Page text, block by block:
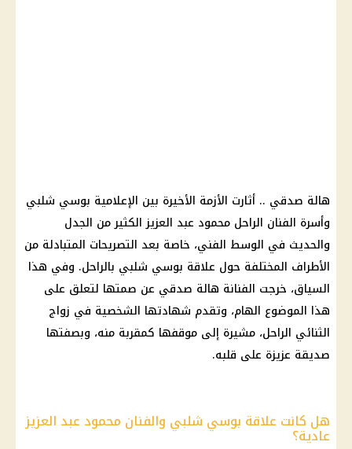
هالة صدقي .. أثارت الأزمة الأخيرة بين الإعلامية بوسي شلبي
وأسرة الفنان الراحل محمود عبد العزيز الكثير من الجدل
والحديث في الوسط الفني، خاصة بعد التصريحات المتبادلة من
الأطراف المختلفة حول علاقة بوسي شلبي بالراحل. وفي هذا
السياق، خرجت الفنانة هالة صدقي عن صمتها لتعلق على
هذا الموضوع الهام، وتقدم شهادتها الشخصية في زواج
الثنائي الراحل، مشيرة إلى موقفها كمقربة منه، وبصفتها
صديقة عزيزة على قلبه.
هل كانت علاقة بوسي شلبي والفنان محمود عبد العزيز
عادية؟